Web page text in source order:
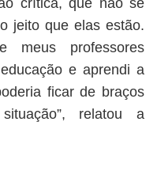
jeito que elas estão.
professores
e aprendi a
ficar de braços
relatou a